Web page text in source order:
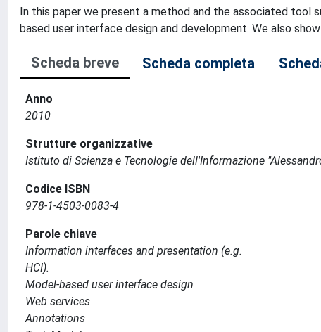
In this paper we present a method and the associated
based user interface design and development. We also
Scheda breve Scheda completa
Anno
2010
Strutture organizzative
Istituto di Scienza e Tecnologie dell'Informazione
Codice ISBN
978-1-4503-0083-4
Parole chiave
Information interfaces and presentation (e.g.
HCI).
Model-based user interface design
Web services
Annotations